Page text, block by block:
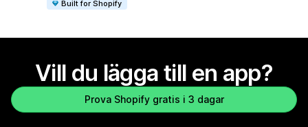
Built for Shopify
Vill du lägga till en app?
Prova Shopify gratis i 3 dagar